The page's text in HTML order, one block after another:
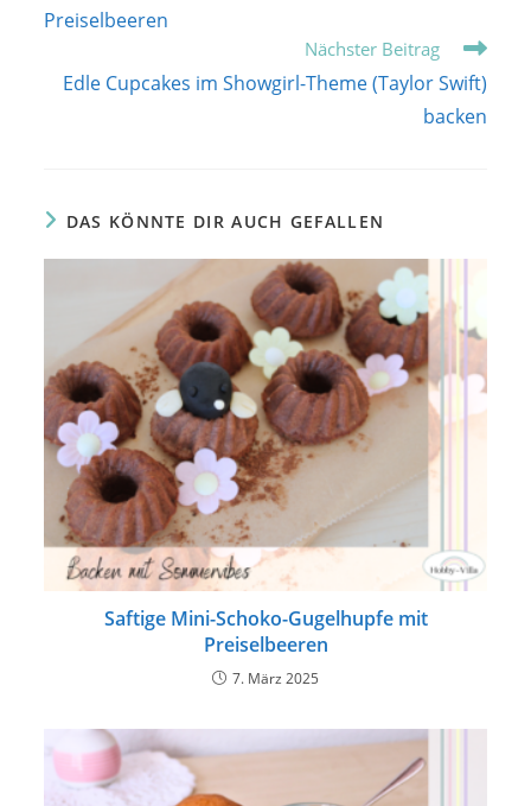
Preiselbeeren
Nächster Beitrag
Edle Cupcakes im Showgirl-Theme (Taylor Swift)
backen
DAS KÖNNTE DIR AUCH GEFALLEN
Saftige Mini-Schoko-Gugelhupfe mit
Preiselbeeren
7. März 2025